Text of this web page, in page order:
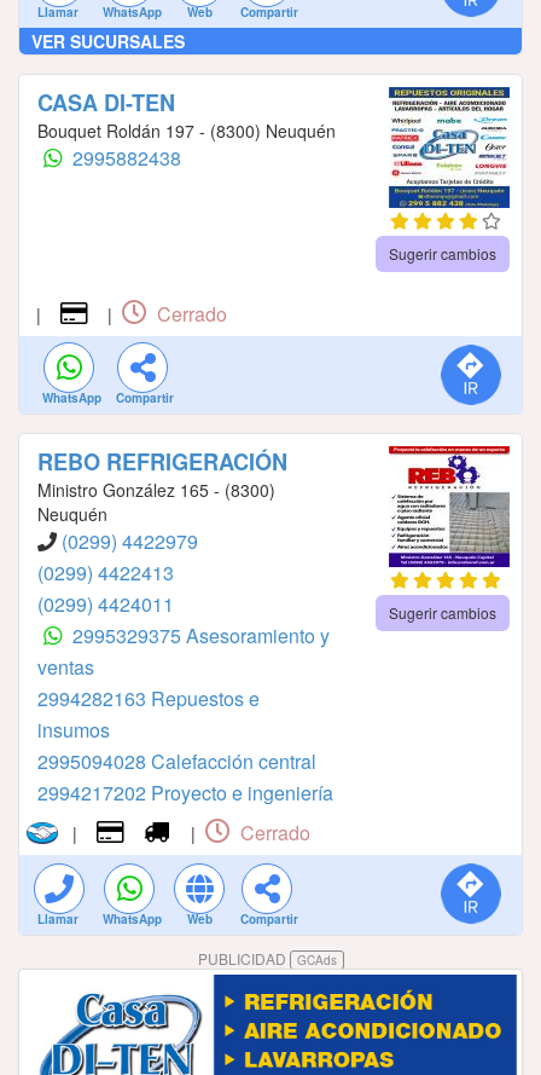
Llamar WhatsApp Web Compartir
VER SUCURSALES
CASA DI-TEN
Bouquet Roldán 197 - (8300) Neuquén
2995882438
Sugerir cambios
| | Cerrado
WhatsApp Compartir
REBO REFRIGERACIÓN
Ministro González 165 - (8300)
Neuquén
(0299) 4422979
(0299) 4422413
(0299) 4424011
2995329375 Asesoramiento y
ventas
2994282163⁣⁣⁣⁣⁣⁣⁣⁣⁣⁣⁣⁣⁣⁣⁣ ⁣⁣⁣⁣⁣⁣⁣⁣⁣⁣⁣⁣⁣⁣⁣Repuestos e
insumos
2995094028⁣⁣⁣⁣⁣⁣⁣⁣⁣⁣⁣⁣⁣⁣⁣ Calefacción central
2994217202⁣⁣⁣⁣⁣⁣⁣⁣⁣⁣⁣⁣⁣ Proyecto e ingeniería
Sugerir cambios
| | Cerrado
Llamar WhatsApp Web Compartir
PUBLICIDAD GCAds